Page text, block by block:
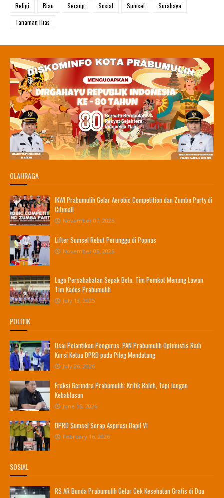
Religi
Riau Serang Sosial Sumsel
Surabaya
Tanaman Hias
OLAHRAGA
IKWI Prabumulih Gelar Aerobic Competition dan Zumba Party di
Citimall
November 07, 2025
Lifter Sumsel Rebut Perunggu di Popnas
November 05, 2025
Laga Persahabatan Sepak Bola, Tim Pemkot Menang Lawan
Tim Kades Prabumulih
July 13, 2025
POLITIK
Usai Pelantikan Pengurus, PAN Prabumulih Optimistis Raih
Kursi Ketua DPRD pada Pileg Mendatang
July 26, 2026
Fraksi Gerindra Prabumulih: Kritik Boleh, Tapi Jangan
Kebablasan
June 15, 2026
DPRD Sumsel Serap Aspirasi Dapil VI
February 16, 2026
SOSIAL
RS AR Bunda Prabumulih Gelar Cek Kesehatan Gratis di Dua